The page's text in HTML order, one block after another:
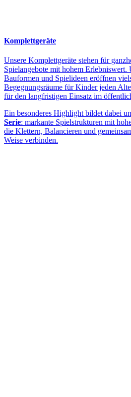
Komplettgeräte
Unsere Komplettgeräte stehen für
Spielangebote mit hohem Erlebniswert.
Bauformen und Spielideen eröffnen
Begegnungsräume für Kinder jeden
für den langfristigen Einsatz im
Ein besonderes Highlight bildet dabei
Serie: markante Spielstrukturen mit
die Klettern, Balancieren und
Weise verbinden.